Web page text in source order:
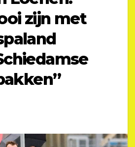
zijn met